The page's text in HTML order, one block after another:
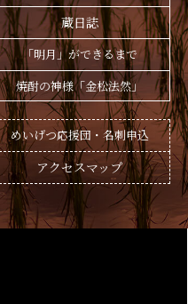
蔵日誌
「明月」ができるまで
焼酎の神様「金松法然」
めいげつ応援団・名刺申込
アクセスマップ